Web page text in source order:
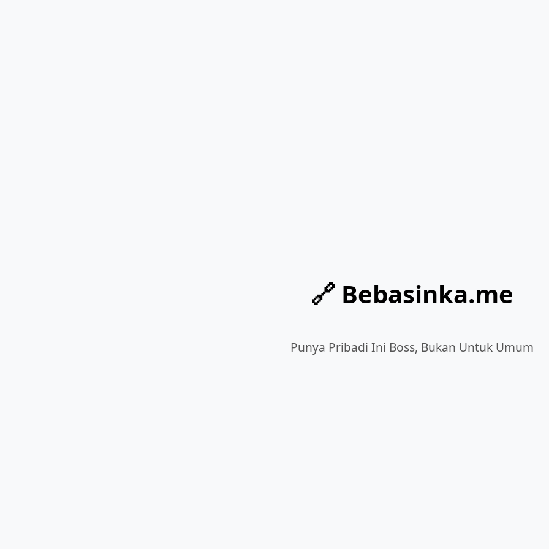
🔗 Bebasinka.me
Punya Pribadi Ini Boss, Bukan Untuk Umum